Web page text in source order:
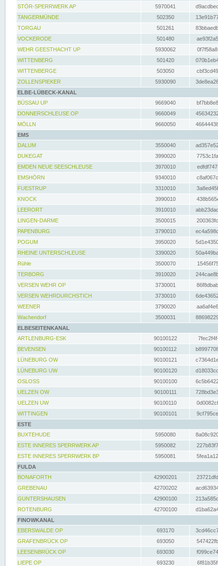
STÖR-SPERRWERK AP 5970041
TANGERMÜNDE
502350
TORGAU
501261
VOCKERODE
501480
WEHR GEESTHACHT UP
5930062
WITTENBERG
501420
WITTENBERGE
503050
ZOLLENSPIEKER
5930090
ELBE-LÜBECK-KANAL
BÜSSAU UP
9669040
DONNERSCHLEUSE OP
9660049
MÖLLN
9660050
EMS
DALUM
3550040
DUKEGAT
3990020
EMDEN NEUE SEESCHLEUSE
3970010
EMSHÖRN
9340010
FUESTRUP
3310010
KNOCK
3990010
LEERORT
3910010
LINGEN-DARME
3500015
PAPENBURG
3790010
POGUM
3950020
RHEINE UNTERSCHLEUSE
3390020
Rühle
3500070
TERBORG
3910020
VERSEN WEHR OP
3730001
VERSEN WEHRDURCHSTICH
3730010
WEENER
3790020
Wachendorf
3500031
ELBESEITENKANAL
ARTLENBURG-ESK
90100122
BEVENSEN
90100112
LÜNEBURG OW
90100121
LÜNEBURG UW
90100120
OSLOSS
90100100
UELZEN OW
90100111
UELZEN UW
90100110
WITTINGEN
90100101
ESTE
BUXTEHUDE
5950080
ESTE INNERES SPERRWERK AP
5950082
ESTE INNERES SPERRWERK BP
5950081
FULDA
BONAFORTH
42900201
GREBENAU
42700202
GUNTERSHAUSEN
42900100
ROTENBURG
42700100
FINOWKANAL
EBERSWALDE OP
693170
GRAFENBRÜCK OP
693050
LEESENBRÜCK OP
693030
LIEPE OP
693230